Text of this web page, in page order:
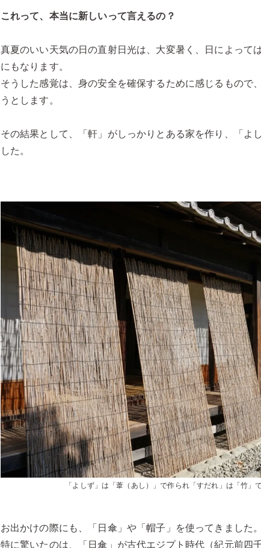
これって、本当に新しいって言えるの？
真夏のいい天気の日の直射日光は、大変暑く、日によって
にもなります。
そうした感覚は、身の安全を確保するために感じるもので
うとします。
その結果として、「軒」がしっかりとある家を作り、「よ
した。
「よしず」は「葦（あし）」で作られ「すだれ」は「竹」
お出かけの際にも、「日傘」や「帽子」を使ってきました。
特に驚いたのは、「日傘」が古代エジプト時代（紀元前四